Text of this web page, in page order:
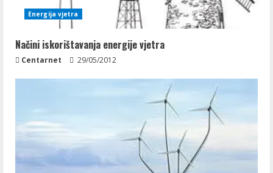
Energija vjetra
Načini iskorištavanja energije vjetra
Centarnet 29/05/2012